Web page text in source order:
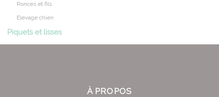
Ronces et fils
Elevage chien
Piquets et lisses
À PROPOS